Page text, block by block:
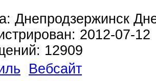
Днепродзержинск
2012-07-12
12909
Вебсайт